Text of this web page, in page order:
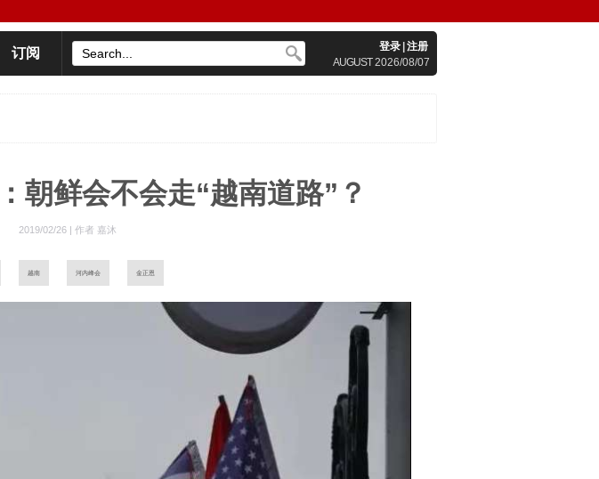
订阅 登录 注册
AUGUST2026/08/07
朝鲜会不会走“越南道路”？
2019/02/26 | 作者 嘉沐
越南 河内峰会 金正恩